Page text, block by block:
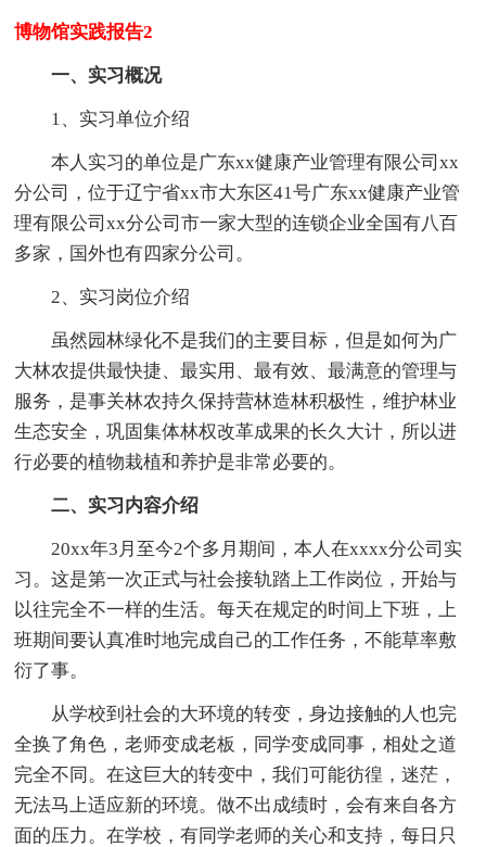
博物馆实践报告2
一、实习概况
1、实习单位介绍
本人实习的单位是广东xx健康产业管理有限公司xx
分公司，位于辽宁省xx市大东区41号广东xx健康产业管
理有限公司xx分公司市一家大型的连锁企业全国有八百
多家，国外也有四家分公司。
2、实习岗位介绍
虽然园林绿化不是我们的主要目标，但是如何为广
大林农提供最快捷、最实用、最有效、最满意的管理与
服务，是事关林农持久保持营林造林积极性，维护林业
生态安全，巩固集体林权改革成果的长久大计，所以进
行必要的植物栽植和养护是非常必要的。
二、实习内容介绍
20xx年3月至今2个多月期间，本人在xxxx分公司实
习。这是第一次正式与社会接轨踏上工作岗位，开始与
以往完全不一样的生活。每天在规定的时间上下班，上
班期间要认真准时地完成自己的工作任务，不能草率敷
衍了事。
从学校到社会的大环境的转变，身边接触的人也完
全换了角色，老师变成老板，同学变成同事，相处之道
完全不同。在这巨大的转变中，我们可能彷徨，迷茫，
无法马上适应新的环境。做不出成绩时，会有来自各方
面的压力。在学校，有同学老师的关心和支持，每日只